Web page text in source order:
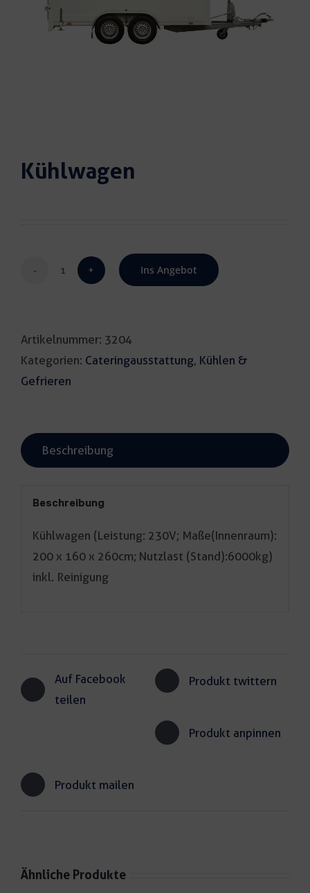
Kühlwagen
Kühlwagen
Ins Angebot
Artikelnummer: 3204
Kategorien: Cateringausstattung, Kühlen &
Gefrieren
Beschreibung
Beschreibung
Kühlwagen (Leistung: 230V; Maße(Innenraum):
200 x 160 x 260cm; Nutzlast (Stand):6000kg)
inkl. Reinigung
Auf Facebook
teilen
Produkt twittern
Produkt anpinnen
Produkt mailen
Ähnliche Produkte